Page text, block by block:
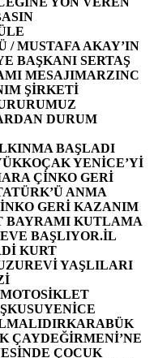
/ MUSTAFA AKAY’IN
BAŞKANI SERTAŞ
MESAJIMARZINC
ŞİRKETİ
DURUM
BAŞLADI
YENİCE’Yİ
ÇİNKO GERİ
ANMA
GERİ KAZANIM
BAYRAMI KUTLAMA
BAŞLIYOR.İL
KURT
YAŞLILARI
YENİCE
KARABÜK
ÇAYDEĞİRMENİ’NE
ÇOCUK